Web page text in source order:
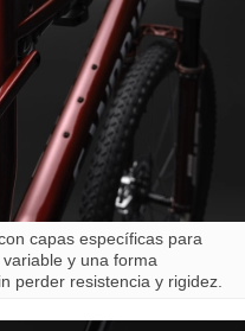
capas específicas para
y una forma
perder resistencia y rigidez.